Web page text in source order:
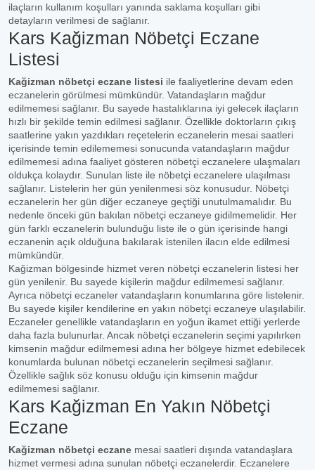
ilaçların kullanım koşulları yanında saklama koşulları gibi
detayların verilmesi de sağlanır.
Kars Kağizman Nöbetçi Eczane
Listesi
Kağizman nöbetçi eczane listesi ile faaliyetlerine devam eden
eczanelerin görülmesi mümkündür. Vatandaşların mağdur
edilmemesi sağlanır. Bu sayede hastalıklarına iyi gelecek ilaçların
hızlı bir şekilde temin edilmesi sağlanır. Özellikle doktorların çıkış
saatlerine yakın yazdıkları reçetelerin eczanelerin mesai saatleri
içerisinde temin edilememesi sonucunda vatandaşların mağdur
edilmemesi adına faaliyet gösteren nöbetçi eczanelere ulaşmaları
oldukça kolaydır. Sunulan liste ile nöbetçi eczanelere ulaşılması
sağlanır. Listelerin her gün yenilenmesi söz konusudur. Nöbetçi
eczanelerin her gün diğer eczaneye geçtiği unutulmamalıdır. Bu
nedenle önceki gün bakılan nöbetçi eczaneye gidilmemelidir. Her
gün farklı eczanelerin bulunduğu liste ile o gün içerisinde hangi
eczanenin açık olduğuna bakılarak istenilen ilacın elde edilmesi
mümkündür.
Kağizman bölgesinde hizmet veren nöbetçi eczanelerin listesi her
gün yenilenir. Bu sayede kişilerin mağdur edilmemesi sağlanır.
Ayrıca nöbetçi eczaneler vatandaşların konumlarına göre listelenir.
Bu sayede kişiler kendilerine en yakın nöbetçi eczaneye ulaşılabilir.
Eczaneler genellikle vatandaşların en yoğun ikamet ettiği yerlerde
daha fazla bulunurlar. Ancak nöbetçi eczanelerin seçimi yapılırken
kimsenin mağdur edilmemesi adına her bölgeye hizmet edebilecek
konumlarda bulunan nöbetçi eczanelerin seçilmesi sağlanır.
Özellikle sağlık söz konusu olduğu için kimsenin mağdur
edilmemesi sağlanır.
Kars Kağizman En Yakın Nöbetçi
Eczane
Kağizman nöbetçi eczane mesai saatleri dışında vatandaşlara
hizmet vermesi adına sunulan nöbetçi eczanelerdir. Eczanelere